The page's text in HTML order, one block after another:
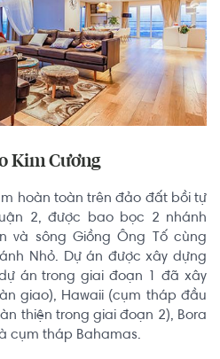
Kim Cương
hoàn toàn trên đảo đất bồi tự
2, được bao bọc 2 nhánh
và sông Giồng Ông Tố cùng
Nhỏ. Dự án được xây dựng
án trong giai đoạn 1 đã xây
giao), Hawaii (cụm tháp đầu
thiện trong giai đoạn 2), Bora
cụm tháp Bahamas.